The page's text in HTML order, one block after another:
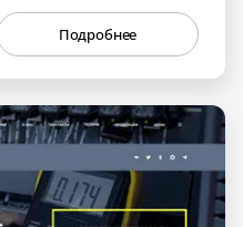
Подробнее